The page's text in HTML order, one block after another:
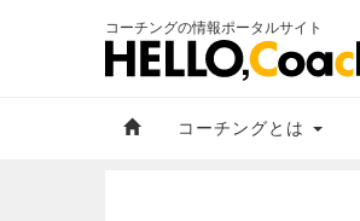
コーチングの情報ポータルサイト
コーチングとは